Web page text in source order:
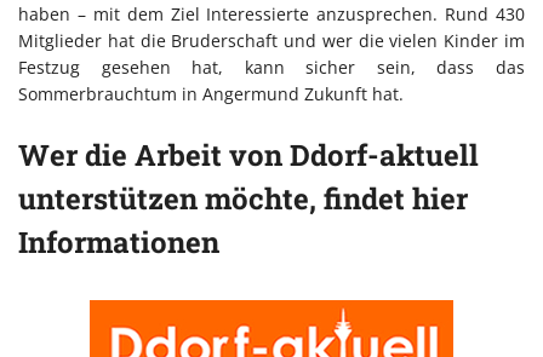
haben – mit dem Ziel Interessierte anzusprechen. Rund 430
Mitglieder hat die Bruderschaft und wer die vielen Kinder im
Festzug gesehen hat, kann sicher sein, dass das
Sommerbrauchtum in Angermund Zukunft hat.
Wer die Arbeit von Ddorf-aktuell
unterstützen möchte, findet hier
Informationen